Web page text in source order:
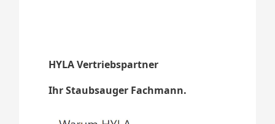
HYLA Vertriebspartner
Ihr Staubsauger Fachmann.